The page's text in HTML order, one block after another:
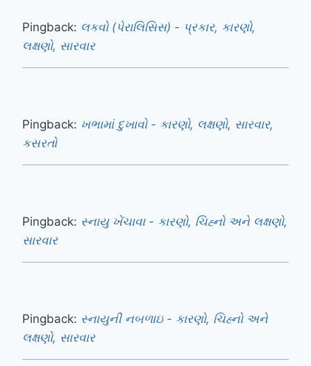
Pingback: લકવો (પેરાલિસિસ) - પ્રકાર, કારણો,
લક્ષણો, સારવાર
Pingback: ખભામાં દુખાવો - કારણો, લક્ષણો, સારવાર,
કસરતો
Pingback: સ્નાયુ ખેંચાવા - કારણો, ચિહ્નો અને લક્ષણો,
સારવાર
Pingback: સ્નાયુની નબળાઇ - કારણો, ચિહ્નો અને
લક્ષણો, સારવાર